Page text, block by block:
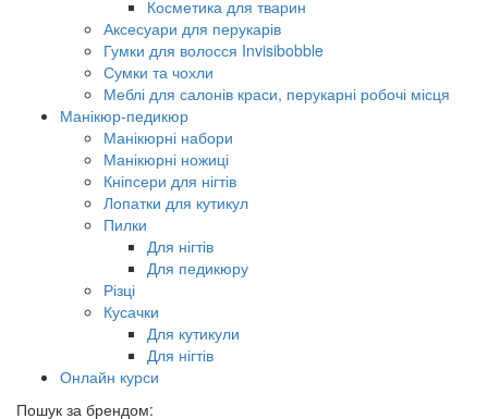
Косметика для тварин
Аксесуари для перукарів
Гумки для волосся Invisibobble
Сумки та чохли
Меблі для салонів краси, перукарні робочі місця
Манікюр-педикюр
Манікюрні набори
Манікюрні ножиці
Кніпсери для нігтів
Лопатки для кутикул
Пилки
Для нігтів
Для педикюру
Різці
Кусачки
Для кутикули
Для нігтів
Онлайн курси
Пошук за брендом: